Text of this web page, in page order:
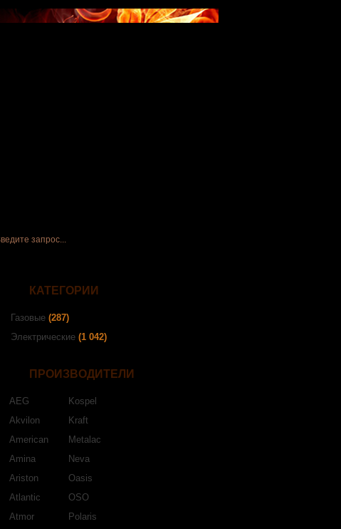
КАТЕГОРИИ
Газовые(287)
Электрические(1 042)
ПРОИЗВОДИТЕЛИ
AEG
Akvilon
American
Amina
Ariston
Atlantic
Atmor
Kospel
Kraft
Metalac
Neva
Oasis
OSO
Polaris